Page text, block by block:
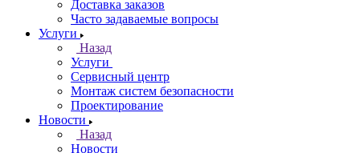
Доставка заказов
Часто задаваемые вопросы
Услуги
Назад
Услуги
Сервисный центр
Монтаж систем безопасности
Проектирование
Новости
Назад
Новости